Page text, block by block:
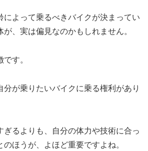
によって乗るべきバイクが決まってい
が、実は偏見なのかもしれません。
す。
分が乗りたいバイクに乗る権利があり
ぎるよりも、自分の体力や技術に合っ
ほうが、よほど重要ですよね。